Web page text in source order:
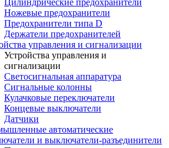
Цилиндрические предохранители
Ножевые предохранители
Предохранители типа D
Держатели предохранителей
управления и сигнализации
Устройства управления и
сигнализации
Светосигнальная аппаратура
Сигнальные колонны
Кулачковые переключатели
Концевые выключатели
Датчики
автоматические
и выключатели-разъединители